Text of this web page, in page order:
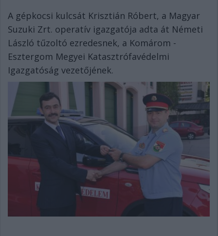
A gépkocsi kulcsát Krisztián Róbert, a Magyar
Suzuki Zrt. operatív igazgatója adta át Németi
László tűzoltó ezredesnek, a Komárom -
Esztergom Megyei Katasztrófavédelmi
Igazgatóság vezetőjének.